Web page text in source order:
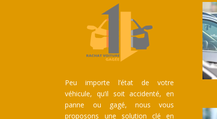
Peu importe l’état de votre
véhicule, qu’il soit accidenté, en
panne ou gagé, nous vous
proposons une solution clé en